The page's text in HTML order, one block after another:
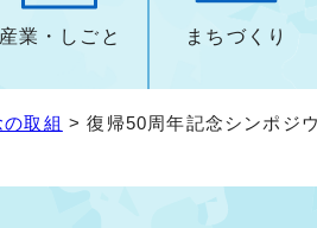
産業・しごと まちづくり
取組 > 復帰50周年記念シンポジ